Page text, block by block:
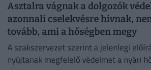
Asztalra vágnak a dolgozók
azonnali cselekvésre hívnak,
tovább, ami a hőségben megy
A szakszervezet szerint a jelenlegi
nyújtanak megfelelő védelmet a nyári